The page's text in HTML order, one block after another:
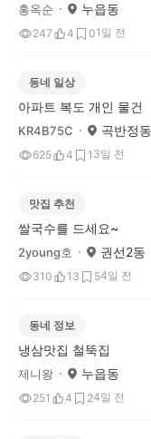
홍옥순 누읍동
247 4 01일 전
동네 일상
아파트 복도 개인 물건
KR4B75C 곡반정동
625 4 1 3일 전
맛집 추천
쌀국수를 드세요~
2young호 권선2동
310 13 54일 전
동네 정보
냉삼맛집 철뚝집
제니왕 누읍동
251 4 24일 전